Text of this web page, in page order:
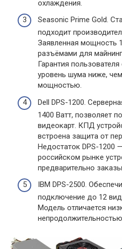
охлаждения.
Seasonic Prime Gold.
подходит
Заявленная мощность
разъёмами для
Гарантия
уровень шума ниже,
мощностью.
Dell DPS-1200.
1400 Ватт, позволяет
видеокарт. КПД
встроена защита от
Недостаток DPS-1200
российском рынке
предварительно
IBM DPS-2500.
подключение до 12
Модель отличается